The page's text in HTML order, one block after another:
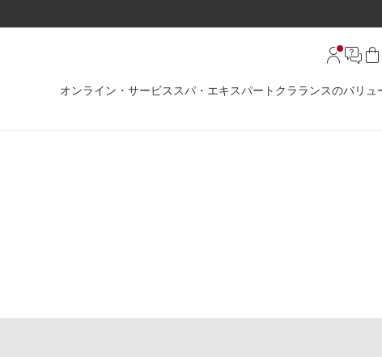
オンライン・サービス スパ・エキスパート クラランスのバリュ